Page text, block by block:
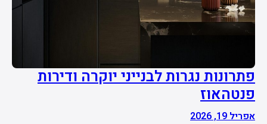
פתרונות נגרות לבנייני יוקרה ודירות
פנטהאוז
אפריל 19, 2026